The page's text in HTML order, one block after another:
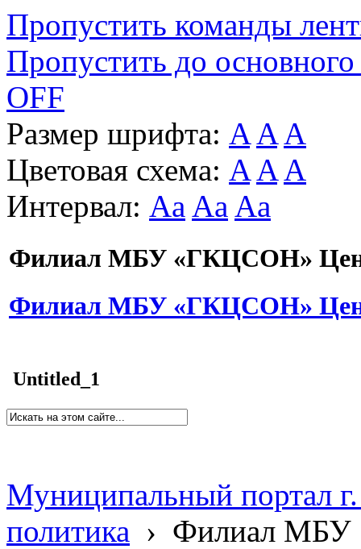
Пропустить команды
Пропустить до основного
OFF
Размер шрифта: A A A
Цветовая схема: A A A
Интервал: Aa Aa Aa
Филиал МБУ «ГКЦСОН»
Филиал МБУ «ГКЦСОН»
Untitled_1
Муниципальный портал
политика › Филиал МБУ